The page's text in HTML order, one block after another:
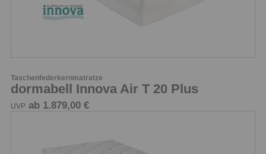
Taschenfederkernmatratze
dormabell Innova Air T 20 Plus
UVP ab 1.879,00 €